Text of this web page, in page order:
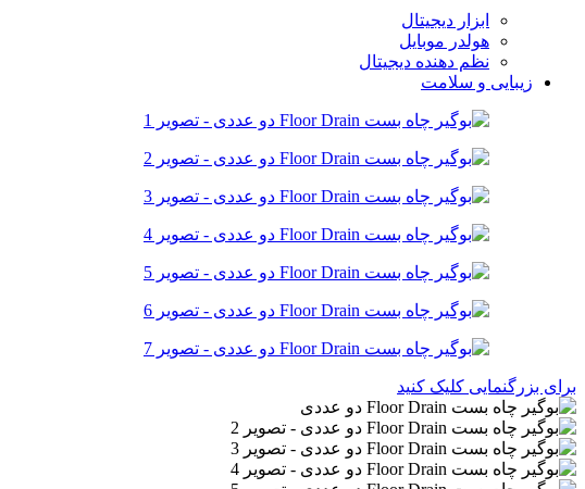
ابزار دیجیتال
هولدر موبایل
نظم دهنده دیجیتال
زیبایی و سلامت
برای بزرگنمایی کلیک کنید